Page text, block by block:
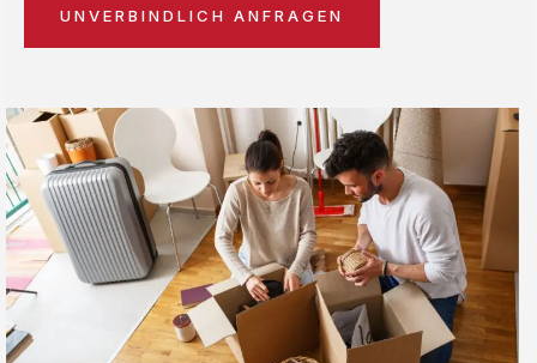
UNVERBINDLICH ANFRAGEN